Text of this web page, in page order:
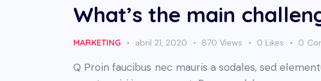
What’s the main
MARKETING abril 21, 2020 870 Views 0 Likes 0
Q Proin faucibus nec mauris a sodales, sed